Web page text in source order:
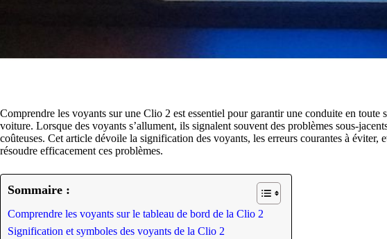
Comprendre les voyants sur une Clio 2 est essentiel pour garantir une conduite en toute
voiture. Lorsque des voyants s’allument, ils signalent souvent des problèmes sous-
coûteuses. Cet article dévoile la signification des voyants, les erreurs courantes à éviter,
résoudre efficacement ces problèmes.
Sommaire :
Comprendre les voyants sur le tableau de bord de la Clio 2
Signification et symboles des voyants de la Clio 2